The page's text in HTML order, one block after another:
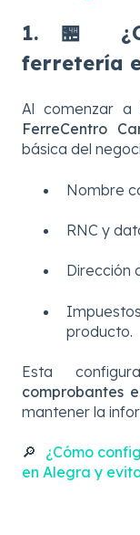
1. 🏪
ferretería
Al comenzar a
FerreCentro
básica del
Nombre
RNC y
Dirección
producto.
Esta
comprobantes
mantener la
🔎 ¿Cómo
en Alegra y